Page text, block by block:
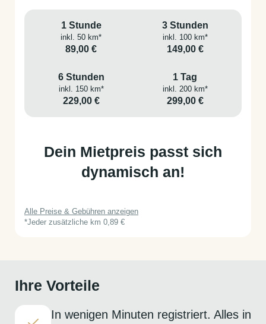
1 Stunde
inkl. 50 km*
89,00 €
3 Stunden
inkl. 100 km*
149,00 €
6 Stunden
inkl. 150 km*
229,00 €
1 Tag
inkl. 200 km*
299,00 €
Dein Mietpreis passt sich
dynamisch an!
Alle Preise & Gebühren anzeigen
*Jeder zusätzliche km 0,89 €
Ihre Vorteile
In wenigen Minuten registriert. Alles in